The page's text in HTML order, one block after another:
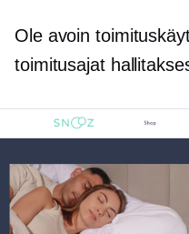
Ole avoin
toimitusajat